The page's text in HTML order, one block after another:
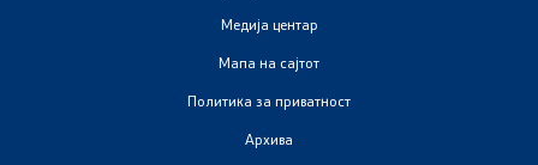
Медија центар
Мапа на сајтот
Политика за приватност
Архива